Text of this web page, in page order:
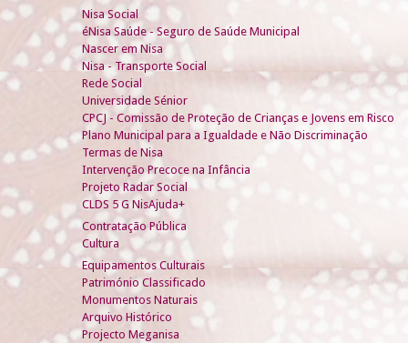
Nisa Social
éNisa Saúde - Seguro de Saúde Municipal
Nascer em Nisa
Nisa - Transporte Social
Rede Social
Universidade Sénior
CPCJ - Comissão de Proteção de Crianças e Jovens em Risco
Plano Municipal para a Igualdade e Não Discriminação
Termas de Nisa
Intervenção Precoce na Infância
Projeto Radar Social
CLDS 5 G NisAjuda+
Contratação Pública
Cultura
Equipamentos Culturais
Património Classificado
Monumentos Naturais
Arquivo Histórico
Projecto Meganisa